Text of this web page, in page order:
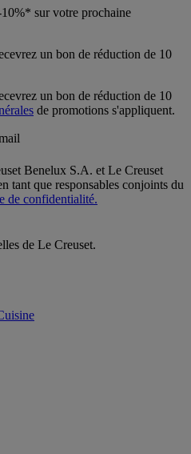
sur votre prochaine
un bon de réduction de 10
un bon de réduction de 10
de promotions s'appliquent.
Benelux S.A. et Le Creuset
tant que responsables conjoints du
de confidentialité.
de Le Creuset.